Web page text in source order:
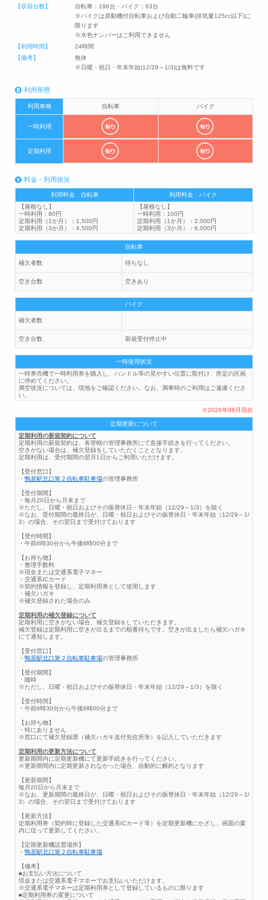
【収容台数】
自転車：186台・バイク：63台
※バイクは原動機付自転車および自動二輪車(排気量125cc以下)に
限ります
※水色ナンバーはご利用できません
【利用時間】
24時間
【備考】
無休
※日曜・祝日・年末年始(12/29～1/3)は無料です
利用形態
利用車種 自転車 バイク
一時利用
定期利用
料金・利用状況
利用料金 自転車
利用料金 バイク
【屋根なし】
一時利用：80円
定期利用（1か月）：1,500円
定期利用（3か月）：4,500円
【屋根なし】
一時利用：100円
定期利用（1か月）：2,000円
定期利用（3か月）：6,000円
自転車
補欠者数 待ちなし
空き台数 空きあり
バイク
補欠者数
空き台数 新規受付停止中
一時使用状況
一時券売機で一時利用券を購入し、ハンドル等の見やすい位置に取付け、所定の区画
に停めてください。
満空状況については、現地をご確認ください。なお、満車時のご利用はご遠慮くださ
い。
※2026年08月現在
定期更新について
定期利用の新規契約について
定期利用の新規契約は、各管轄の管理事務所にて直接手続きを行ってください。
空きがない場合は、補欠登録をしていただくこととなります。
定期利用は、受付期間の翌月1日からご利用いただけます。
【受付窓口】
・ 鴨居駅北口第２自転車駐車場の管理事務所
【受付期間】
・毎月20日から月末まで
※ただし、日曜・祝日およびその振替休日・年末年始（12/29～1/3）を除く
※なお、受付期間の最終日が、日曜・祝日およびその振替休日・年末年始（12/29～1/
3）の場合、その翌日まで受付けております
【受付時間】
・午前6時30分から午後8時00分まで
【お持ち物】
・整理手数料
※現金または交通系電子マネー
・交通系ICカード
※契約情報を登録し、定期利用券として使用します
・補欠ハガキ
※補欠登録された場合のみ
定期利用の補欠登録について
定期利用に空きがない場合、補欠登録をしていただきます。
補欠登録は定期利用に空きが出るまでの順番待ちです。空きが出ましたら補欠ハガキ
にて通知します。
【受付窓口】
・ 鴨居駅北口第２自転車駐車場の管理事務所
【受付期間】
・随時
※ただし、日曜・祝日およびその振替休日・年末年始（12/29～1/3）を除く
【受付時間】
・午前6時30分から午後8時00分まで
【お持ち物】
・特にありません
※窓口にて補欠登録票（補欠ハガキ送付先住所等）を記入していただきます
定期利用の更新方法について
更新期間内に定期更新機にて更新手続きを行ってください。
※更新期間内に定期更新されなかった場合、自動的に解約となります
【更新期間】
毎月20日から月末まで
※なお、更新期間の最終日が、日曜・祝日およびその振替休日・年末年始（12/29～1/
3）の場合、その翌日まで受付けております
【更新方法】
定期利用券（契約時に登録した交通系ICカード等）を定期更新機にかざし、画面の案
内に従って更新してください。
【定期更新機設置場所】
・ 鴨居駅北口第２自転車駐車場
【備考】
■お支払い方法について
現金または交通系電子マネーでお支払いいただけます。
※交通系電子マネーは定期利用券として登録しているものに限ります
■定期利用券の変更について